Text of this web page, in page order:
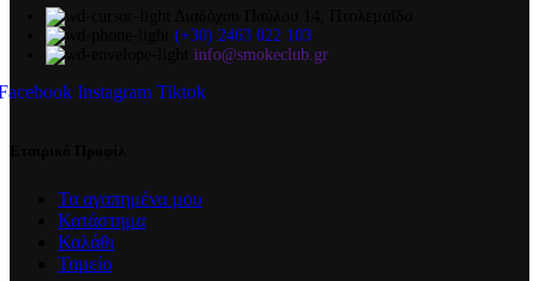
(+30) 2463 022 103
info@smokeclub.gr
Instagram Tiktok
Τα αγαπημένα μου
Κατάστημα
Καλάθι
Ταμείο